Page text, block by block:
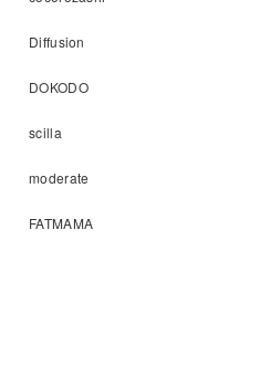
Diffusion
DOKODO
scilla
moderate
FATMAMA